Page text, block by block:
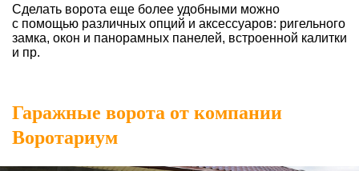
Сделать ворота еще более удобными можно
с помощью различных опций и аксессуаров: ригельного
замка, окон и панорамных панелей, встроенной калитки
и пр.
Гаражные ворота от компании
Воротариум